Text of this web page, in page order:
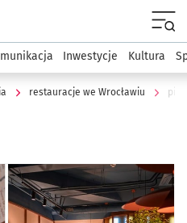
wroclaw.pl
Inwestycje Kultura
restauracje we Wrocławiu